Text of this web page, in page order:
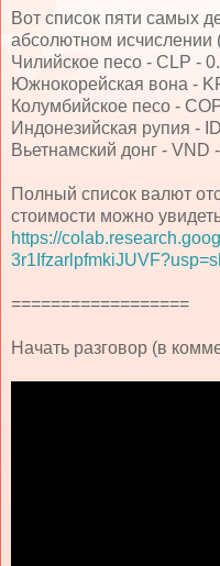
Вот список пяти самых
абсолютном исчислении
Чилийское песо - CLP -
Южнокорейская вона -
Колумбийское песо -
Индонезийская рупия -
Вьетнамский донг - VND
Полный список валют
стоимости можно
https://
==================
Начать разговор (в